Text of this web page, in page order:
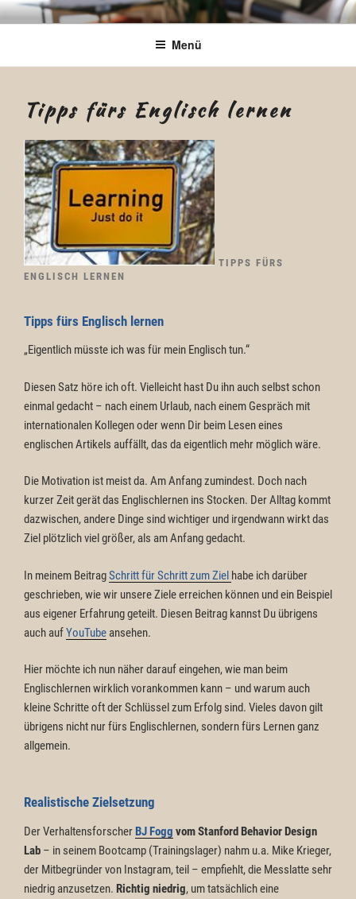
Zum
InhaltBe Connected by Bettina Bonkas
Resilienz | Coaching | Englisch +
Improvisation
Menü
Tipps fürs Englisch lernen
TIPPS FÜRS
ENGLISCH LERNEN
Tipps fürs Englisch lernen
„Eigentlich müsste ich was für mein Englisch tun.“
Diesen Satz höre ich oft. Vielleicht hast Du ihn auch selbst schon
einmal gedacht – nach einem Urlaub, nach einem Gespräch mit
internationalen Kollegen oder wenn Dir beim Lesen eines
englischen Artikels auffällt, das da eigentlich mehr möglich wäre.
Die Motivation ist meist da. Am Anfang zumindest. Doch nach
kurzer Zeit gerät das Englischlernen ins Stocken. Der Alltag kommt
dazwischen, andere Dinge sind wichtiger und irgendwann wirkt das
Ziel plötzlich viel größer, als am Anfang gedacht.
In meinem BeitragSchritt für Schritt zum Ziel habe ich darüber
geschrieben, wie wir unsere Ziele erreichen können und ein Beispiel
aus eigener Erfahrung geteilt. Diesen Beitrag kannst Du übrigens
auch aufYouTube ansehen.
Hier möchte ich nun näher darauf eingehen, wie man beim
Englischlernen wirklich vorankommen kann – und warum auch
kleine Schritte oft der Schlüssel zum Erfolg sind. Vieles davon gilt
übrigens nicht nur fürs Englischlernen, sondern fürs Lernen ganz
allgemein.
Realistische Zielsetzung
Der VerhaltensforscherBJ Fogg vom Stanford Behavior Design
Lab – in seinem Bootcamp (Trainingslager) nahm u.a. Mike Krieger,
der Mitbegründer von Instagram, teil – empfiehlt, die Messlatte sehr
niedrig anzusetzen. Richtig niedrig, um tatsächlich eine